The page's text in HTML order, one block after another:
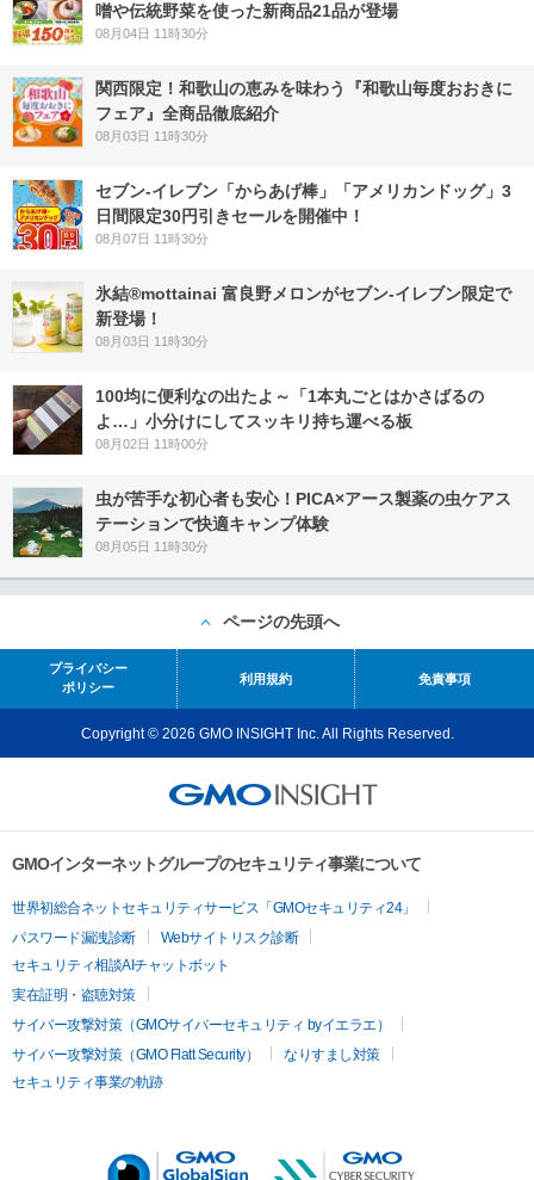
噌や伝統野菜を使った新商品21品が登場
08月04日 11時30分
関西限定！和歌山の恵みを味わう『和歌山毎度おおきに
フェア』全商品徹底紹介
08月03日 11時30分
セブン‐イレブン「からあげ棒」「アメリカンドッグ」3
日間限定30円引きセールを開催中！
08月07日 11時30分
氷結®mottainai 富良野メロンがセブン‐イレブン限定で
新登場！
08月03日 11時30分
100均に便利なの出たよ～「1本丸ごとはかさばるの
よ…」小分けにしてスッキリ持ち運べる板
08月02日 11時00分
虫が苦手な初心者も安心！PICA×アース製薬の虫ケアス
テーションで快適キャンプ体験
08月05日 11時30分
ページの先頭へ
プライバシー
ポリシー
利用規約 免責事項
Copyright © 2026 GMO INSIGHT Inc. All Rights Reserved.
GMOインターネットグループのセキュリティ事業について
世界初総合ネットセキュリティサービス「GMOセキュリティ24」
パスワード漏洩診断
Webサイトリスク診断
セキュリティ相談AIチャットボット
実在証明・盗聴対策
サイバー攻撃対策（GMOサイバーセキュリティ byイエラエ）
サイバー攻撃対策（GMO Flatt Security）
なりすまし対策
セキュリティ事業の軌跡